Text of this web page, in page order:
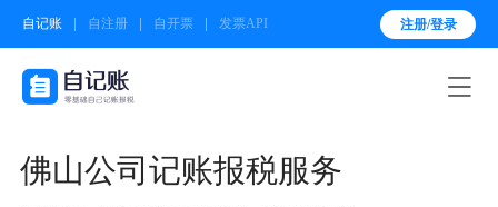
自记账 自注册 自开票 发票API 注册/登录

佛山公司记账报税服务